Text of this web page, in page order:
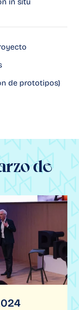
de prototipos)
de